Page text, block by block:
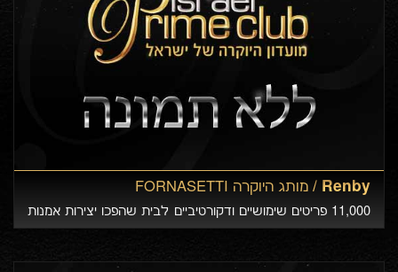
Renby / מותג היוקרה FORNASETTI
11,000 פריטים שימושיים ודקורטיביים לבית שהפכו יצירות אמנות
של ממש